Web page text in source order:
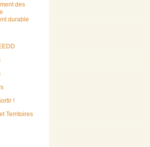
des
durable
!
Territoires